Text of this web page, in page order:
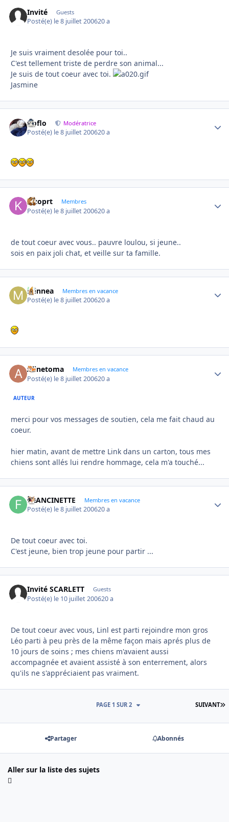
Invité Guests
Posté(e) le 8 juillet 200620 a
Je suis vraiment desolée pour toi..
C'est tellement triste de perdre son animal...
Je suis de tout coeur avec toi.
Jasmine
floflo Modératrice
Posté(e) le 8 juillet 200620 a
kizoprt Membres
Posté(e) le 8 juillet 200620 a
de tout coeur avec vous.. pauvre loulou, si jeune..
sois en paix joli chat, et veille sur ta famille.
minnea Membres en vacance
Posté(e) le 8 juillet 200620 a
Alinetoma Membres en vacance
Posté(e) le 8 juillet 200620 a
AUTEUR
merci pour vos messages de soutien, cela me fait chaud au
coeur.
hier matin, avant de mettre Link dans un carton, tous mes
chiens sont allés lui rendre hommage, cela m'a touché...
FRANCINETTE Membres en vacance
Posté(e) le 8 juillet 200620 a
De tout coeur avec toi.
C'est jeune, bien trop jeune pour partir ...
Invité SCARLETT Guests
Posté(e) le 10 juillet 200620 a
De tout coeur avec vous, Linl est parti rejoindre mon gros
Léo parti à peu près de la même façon mais aprés plus de
10 jours de soins ; mes chiens m'avaient aussi
accompagnée et avaient assisté à son enterrement, alors
qu'ils ne s'appréciaient pas vraiment.
SUIVANT
PAGE 1 SUR 2
Partager Abonnés
Aller sur la liste des sujets